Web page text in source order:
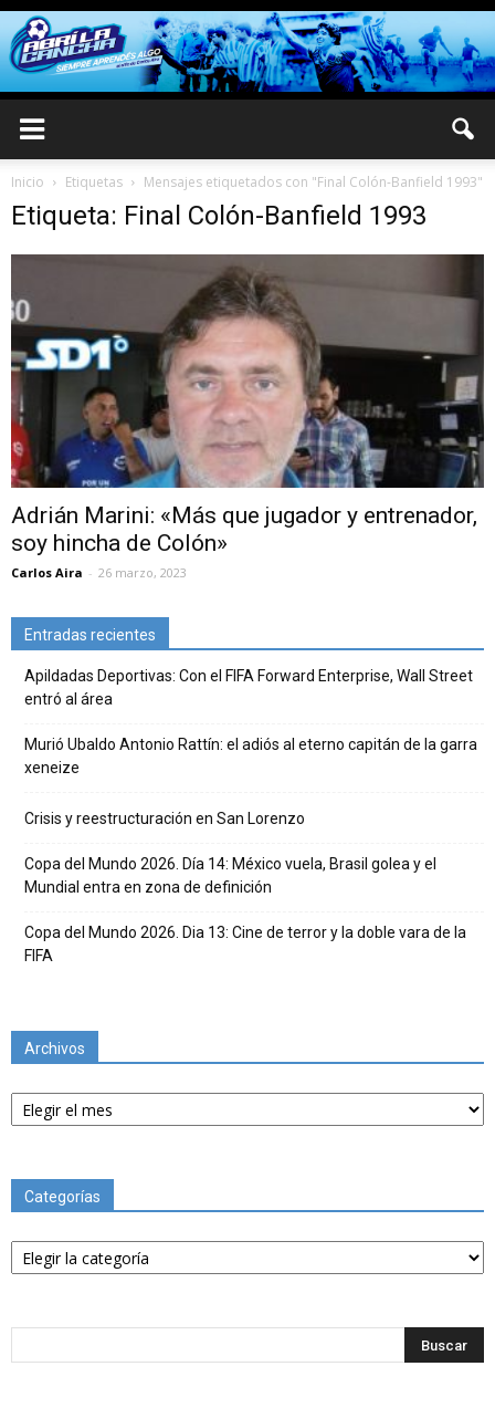
Inicio Etiquetas Mensajes etiquetados con "Final Colón-Banfield 1993"
Etiqueta: Final Colón-Banfield 1993
Adrián Marini: «Más que jugador y entrenador,
soy hincha de Colón»
Carlos Aira - 26 marzo, 2023
Entradas recientes
Apildadas Deportivas: Con el FIFA Forward Enterprise, Wall Street
entró al área
Murió Ubaldo Antonio Rattín: el adiós al eterno capitán de la garra
xeneize
Crisis y reestructuración en San Lorenzo
Copa del Mundo 2026. Día 14: México vuela, Brasil golea y el
Mundial entra en zona de definición
Copa del Mundo 2026. Dia 13: Cine de terror y la doble vara de la
FIFA
Archivos
Archivos
Categorías
Categorías